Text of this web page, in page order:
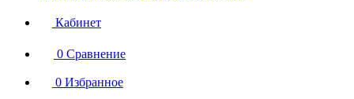
Кабинет
0 Сравнение
0 Избранное